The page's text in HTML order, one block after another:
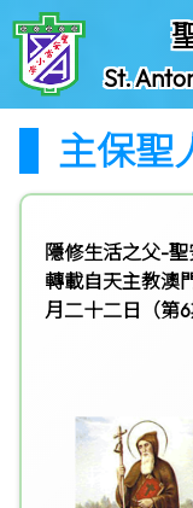
St.
主保聖
隱修生活之父-
轉載自天主教澳
月二十二日（第6